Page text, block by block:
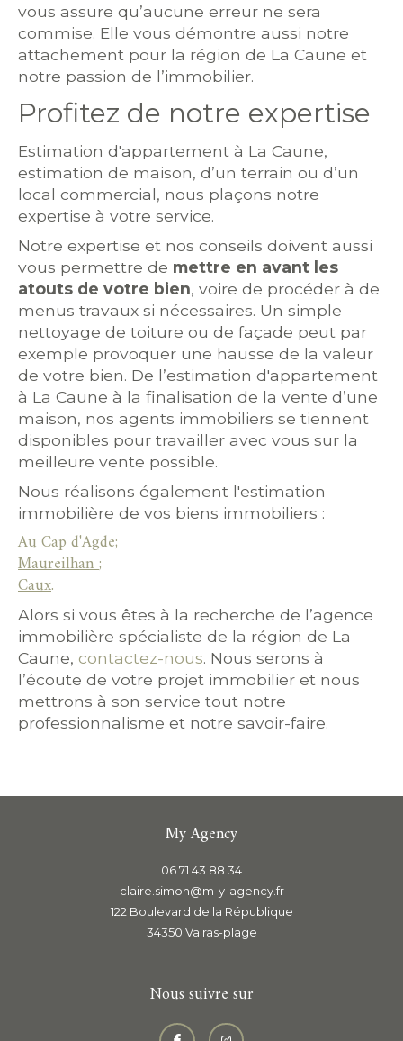
vous assure qu’aucune erreur ne sera
commise. Elle vous démontre aussi notre
attachement pour la région de La Caune et
notre passion de l’immobilier.
Profitez de notre expertise
Estimation d'appartement à La Caune,
estimation de maison, d’un terrain ou d’un
local commercial, nous plaçons notre
expertise à votre service.
Notre expertise et nos conseils doivent aussi
vous permettre de mettre en avant les
atouts de votre bien, voire de procéder à de
menus travaux si nécessaires. Un simple
nettoyage de toiture ou de façade peut par
exemple provoquer une hausse de la valeur
de votre bien. De l’estimation d'appartement
à La Caune à la finalisation de la vente d’une
maison, nos agents immobiliers se tiennent
disponibles pour travailler avec vous sur la
meilleure vente possible.
Nous réalisons également l'estimation
immobilière de vos biens immobiliers :
Au Cap d'Agde;
Maureilhan;
Caux.
Alors si vous êtes à la recherche de l’agence
immobilière spécialiste de la région de La
Caune, contactez-nous. Nous serons à
l’écoute de votre projet immobilier et nous
mettrons à son service tout notre
professionnalisme et notre savoir-faire.
My Agency
06 71 43 88 34
claire.simon@m-y-agency.fr
122 Boulevard de la République
34350
valras-plage
Nous suivre sur